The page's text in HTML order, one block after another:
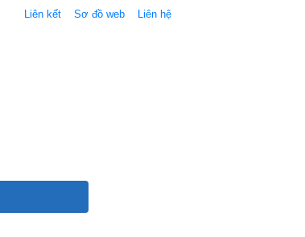
Liên kết Sơ đồ web Liên hệ